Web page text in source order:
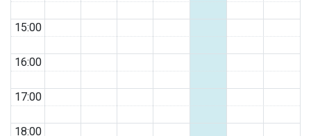
15:00
16:00
17:00
18:00